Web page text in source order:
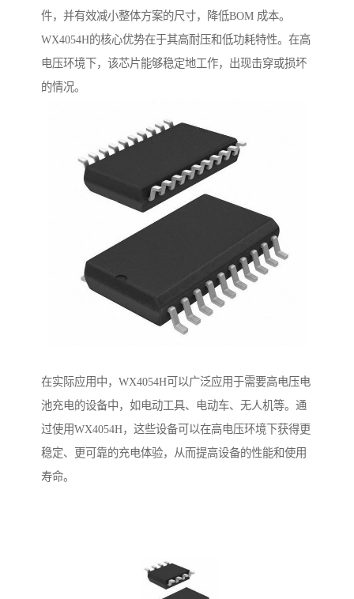
件，并有效减小整体方案的尺寸，降低BOM 成本。
WX4054H的核心优势在于其高耐压和低功耗特性。在高
电压环境下，该芯片能够稳定地工作，出现击穿或损坏
的情况。
在实际应用中，WX4054H可以广泛应用于需要高电压电
池充电的设备中，如电动工具、电动车、无人机等。通
过使用WX4054H，这些设备可以在高电压环境下获得更
稳定、更可靠的充电体验，从而提高设备的性能和使用
寿命。